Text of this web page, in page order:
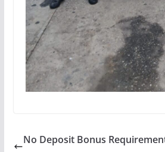
No Deposit Bonus